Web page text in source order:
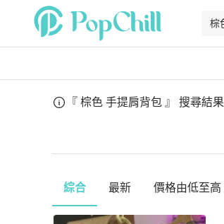
『 棕色 手提肩背包 』 搜尋結果
綜合 最新 價格由低至高